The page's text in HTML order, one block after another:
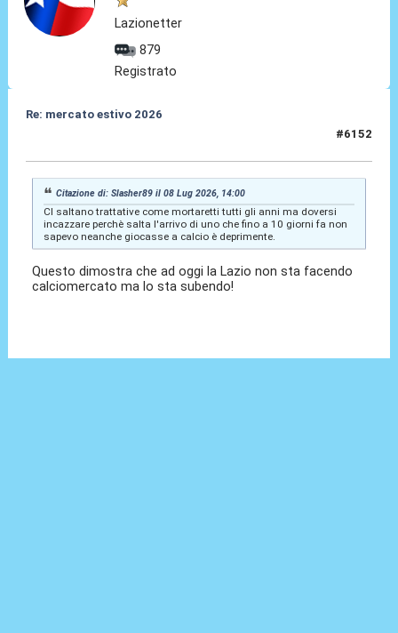
Lazionetter
879
Registrato
Re: mercato estivo 2026
#6152
Citazione di: Slasher89 il 08 Lug 2026, 14:00
CI saltano trattative come mortaretti tutti gli anni ma doversi
incazzare perchè salta l'arrivo di uno che fino a 10 giorni fa non
sapevo neanche giocasse a calcio è deprimente.
Questo dimostra che ad oggi la Lazio non sta facendo
calciomercato ma lo sta subendo!